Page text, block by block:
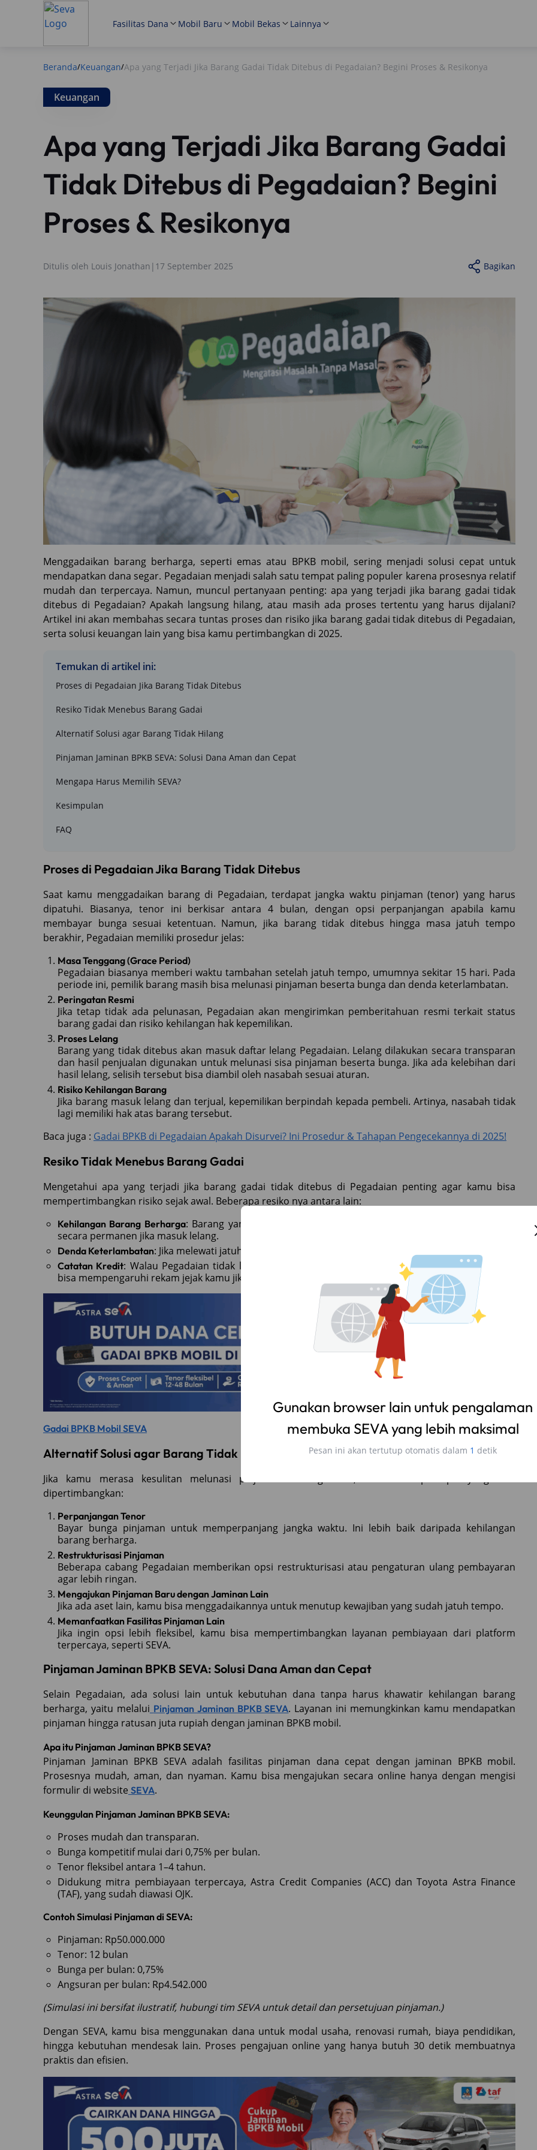
Fasilitas Dana Mobil Baru Mobil Bekas Lainnya
Beranda/Keuangan/Apa yang Terjadi Jika Barang Gadai Tidak Ditebus di Pegadaian? Begini Proses & Resikonya
Keuangan
Apa yang Terjadi Jika Barang Gadai
Tidak Ditebus di Pegadaian? Begini
Proses & Resikonya
Ditulis oleh Louis Jonathan | 17 September 2025 Bagikan
Menggadaikan barang berharga, seperti emas atau BPKB mobil, sering menjadi solusi cepat untuk
mendapatkan dana segar. Pegadaian menjadi salah satu tempat paling populer karena prosesnya relatif
mudah dan terpercaya. Namun, muncul pertanyaan penting: apa yang terjadi jika barang gadai tidak
ditebus di Pegadaian? Apakah langsung hilang, atau masih ada proses tertentu yang harus dijalani?
Artikel ini akan membahas secara tuntas proses dan risiko jika barang gadai tidak ditebus di Pegadaian,
serta solusi keuangan lain yang bisa kamu pertimbangkan di 2025.
Temukan di artikel ini:
Proses di Pegadaian Jika Barang Tidak Ditebus
Resiko Tidak Menebus Barang Gadai
Alternatif Solusi agar Barang Tidak Hilang
Pinjaman Jaminan BPKB SEVA: Solusi Dana Aman dan Cepat
Mengapa Harus Memilih SEVA?
Kesimpulan
FAQ
Proses di Pegadaian Jika Barang Tidak Ditebus
Saat kamu menggadaikan barang di Pegadaian, terdapat jangka waktu pinjaman (tenor) yang harus
dipatuhi. Biasanya, tenor ini berkisar antara 4 bulan, dengan opsi perpanjangan apabila kamu
membayar bunga sesuai ketentuan. Namun, jika barang tidak ditebus hingga masa jatuh tempo
berakhir, Pegadaian memiliki prosedur jelas:
Masa Tenggang (Grace Period)
Pegadaian biasanya memberi waktu tambahan setelah jatuh tempo, umumnya sekitar 15 hari. Pada
periode ini, pemilik barang masih bisa melunasi pinjaman beserta bunga dan denda keterlambatan.
Peringatan Resmi
Jika tetap tidak ada pelunasan, Pegadaian akan mengirimkan pemberitahuan resmi terkait status
barang gadai dan risiko kehilangan hak kepemilikan.
Proses Lelang
Barang yang tidak ditebus akan masuk daftar lelang Pegadaian. Lelang dilakukan secara transparan
dan hasil penjualan digunakan untuk melunasi sisa pinjaman beserta bunga. Jika ada kelebihan dari
hasil lelang, selisih tersebut bisa diambil oleh nasabah sesuai aturan.
Risiko Kehilangan Barang
Jika barang masuk lelang dan terjual, kepemilikan berpindah kepada pembeli. Artinya, nasabah tidak
lagi memiliki hak atas barang tersebut.
Baca juga : Gadai BPKB di Pegadaian Apakah Disurvei? Ini Prosedur & Tahapan Pengecekannya di 2025!
Resiko Tidak Menebus Barang Gadai
Mengetahui apa yang terjadi jika barang gadai tidak ditebus di Pegadaian penting agar kamu bisa
mempertimbangkan risiko sejak awal. Beberapa resiko nya antara lain:
Kehilangan Barang Berharga: Barang yang digadaikan, misalnya emas atau BPKB mobil, bisa hilang
secara permanen jika masuk lelang.
Denda Keterlambatan: Jika melewati jatuh tempo, akan ada tambahan biaya bunga atau denda.
Catatan Kredit: Walau Pegadaian tidak langsung melapor ke SLIK OJK, riwayat keterlambatan tetap
bisa mempengaruhi rekam jejak kamu jika kelak mengajukan pinjaman ke lembaga lain.
Gadai BPKB Mobil SEVA
Alternatif Solusi agar Barang Tidak Hilang
Jika kamu merasa kesulitan melunasi pinjaman di Pegadaian, ada beberapa opsi yang bisa
dipertimbangkan:
Perpanjangan Tenor
Bayar bunga pinjaman untuk memperpanjang jangka waktu. Ini lebih baik daripada kehilangan
barang berharga.
Restrukturisasi Pinjaman
Beberapa cabang Pegadaian memberikan opsi restrukturisasi atau pengaturan ulang pembayaran
agar lebih ringan.
Mengajukan Pinjaman Baru dengan Jaminan Lain
Jika ada aset lain, kamu bisa menggadaikannya untuk menutup kewajiban yang sudah jatuh tempo.
Memanfaatkan Fasilitas Pinjaman Lain
Jika ingin opsi lebih fleksibel, kamu bisa mempertimbangkan layanan pembiayaan dari platform
terpercaya, seperti SEVA.
Pinjaman Jaminan BPKB SEVA: Solusi Dana Aman dan Cepat
Selain Pegadaian, ada solusi lain untuk kebutuhan dana tanpa harus khawatir kehilangan barang
berharga, yaitu melalui Pinjaman Jaminan BPKB SEVA. Layanan ini memungkinkan kamu mendapatkan
pinjaman hingga ratusan juta rupiah dengan jaminan BPKB mobil.
Apa itu Pinjaman Jaminan BPKB SEVA?
Pinjaman Jaminan BPKB SEVA adalah fasilitas pinjaman dana cepat dengan jaminan BPKB mobil.
Prosesnya mudah, aman, dan nyaman. Kamu bisa mengajukan secara online hanya dengan mengisi
formulir di website SEVA.
Keunggulan Pinjaman Jaminan BPKB SEVA:
Proses mudah dan transparan.
Bunga kompetitif mulai dari 0,75% per bulan.
Tenor fleksibel antara 1–4 tahun.
Didukung mitra pembiayaan terpercaya, Astra Credit Companies (ACC) dan Toyota Astra Finance
(TAF), yang sudah diawasi OJK.
Contoh Simulasi Pinjaman di SEVA:
Pinjaman: Rp50.000.000
Tenor: 12 bulan
Bunga per bulan: 0,75%
Angsuran per bulan: Rp4.542.000
(Simulasi ini bersifat ilustratif, hubungi tim SEVA untuk detail dan persetujuan pinjaman.)
Dengan SEVA, kamu bisa menggunakan dana untuk modal usaha, renovasi rumah, biaya pendidikan,
hingga kebutuhan mendesak lain. Proses pengajuan online yang hanya butuh 30 detik membuatnya
praktis dan efisien.